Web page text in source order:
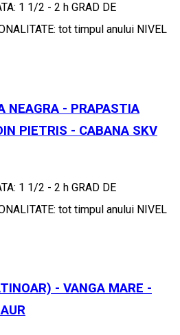
1 1/2 - 2 h GRAD DE
tot timpul anului NIVEL
NEAGRA - PRAPASTIA
PIETRIS - CABANA SKV
1 1/2 - 2 h GRAD DE
tot timpul anului NIVEL
- VANGA MARE -